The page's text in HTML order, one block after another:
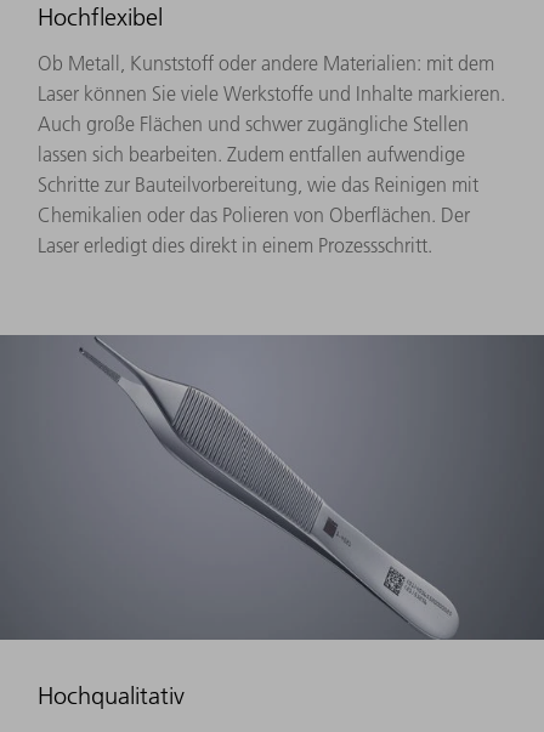
Hochflexibel
Ob Metall, Kunststoff oder andere Materialien: mit dem
Laser können Sie viele Werkstoffe und Inhalte markieren.
Auch große Flächen und schwer zugängliche Stellen
lassen sich bearbeiten. Zudem entfallen aufwendige
Schritte zur Bauteilvorbereitung, wie das Reinigen mit
Chemikalien oder das Polieren von Oberflächen. Der
Laser erledigt dies direkt in einem Prozessschritt.
Hochqualitativ